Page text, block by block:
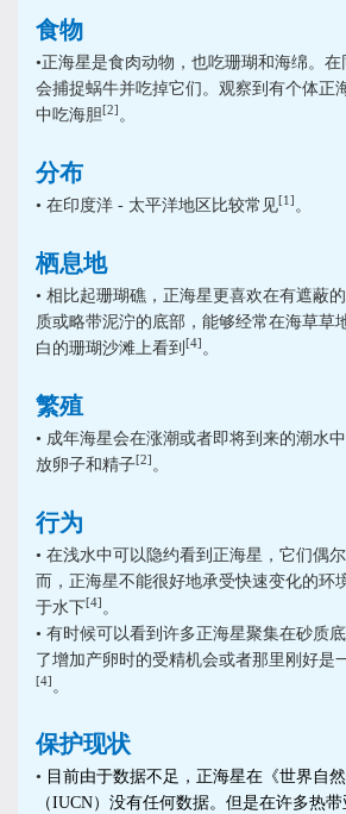
食物
•正海星是食肉动物，也吃珊瑚和海绵。
会捕捉蜗牛并吃掉它们。观察到有个体正
中吃海胆[2] 。
分布
• 在印度洋 - 太平洋地区比较常见[1] 。
栖息地
• 相比起珊瑚礁，正海星更喜欢在有遮蔽
质或略带泥泞的底部，能够经常在海草草
白的珊瑚沙滩上看到 [4] 。
繁殖
• 成年海星会在涨潮或者即将到来的潮水
放卵子和精子[2] 。
行为
• 在浅水中可以隐约看到正海星，它们偶
而，正海星不能很好地承受快速变化的环
于水下[4] 。
• 有时候可以看到许多正海星聚集在砂质
了增加产卵时的受精机会或者那里刚好是
[4] 。
保护现状
• 目前由于数据不足，正海星在《世界自然
（IUCN）没有任何数据。但是在许多热带